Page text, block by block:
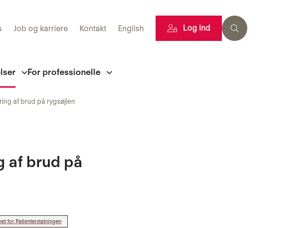
Job og karriere Kontakt English Log ind
For professionelle
af brud på rygsøjlen
af brud på
for Patienterstatningen